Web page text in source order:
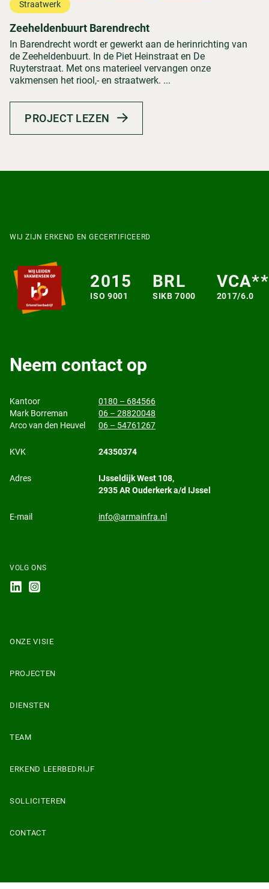
Straatwerk
Zeeheldenbuurt Barendrecht
In Barendrecht wordt er gewerkt aan de herinrichting van
de Zeeheldenbuurt. In de Piet Heinstraat en De
Ruyterstraat. Met ons materieel vervangen onze
vakmensen het riool,- en straatwerk. ...
PROJECT LEZEN
Neem contact op
Kantoor
0180 – 684566
Mark Borreman
06 – 28820048
Arco van den Heuvel
06 – 54761267
KVK 24350374
Adres
IJsseldijk West 108,
2935 AR Ouderkerk a/d IJssel
E-mail info@armainfra.nl
WIJ ZIJN ERKEND EN GECERTIFICEERD
2015
ISO 9001
BRL
SIKB 7000
VCA**
2017/6.0
VOLG ONS
ONZE VISIE
PROJECTEN
DIENSTEN
TEAM
ERKEND LEERBEDRIJF
SOLLICITEREN
CONTACT